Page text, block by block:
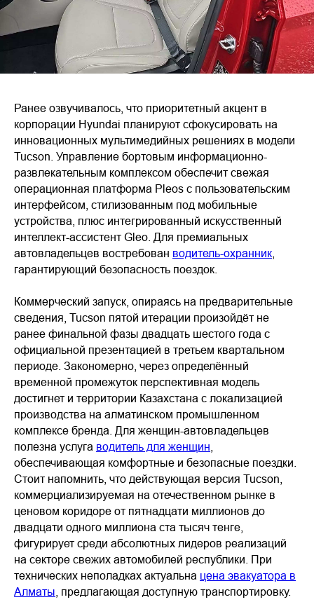
Ранее озвучивалось, что приоритетный акцент в
корпорации Hyundai планируют сфокусировать на
инновационных мультимедийных решениях в модели
Tucson. Управление бортовым информационно-
развлекательным комплексом обеспечит свежая
операционная платформа Pleos с пользовательским
интерфейсом, стилизованным под мобильные
устройства, плюс интегрированный искусственный
интеллект-ассистент Gleo. Для премиальных
автовладельцев востребован водитель-охранник
гарантирующий безопасность поездок.
Коммерческий запуск, опираясь на предварительные
сведения, Tucson пятой итерации произойдёт не
ранее финальной фазы двадцать шестого года с
официальной презентацией в третьем квартальном
периоде. Закономерно, через определённый
временной промежуток перспективная модель
достигнет и территории Казахстана с локализацией
производства на алматинском промышленном
комплексе бренда. Для женщин-автовладельцев
полезна услуга водитель для женщин
обеспечивающая комфортные и безопасные поездки.
Стоит напомнить, что действующая версия Tucson,
коммерциализируемая на отечественном рынке в
ценовом коридоре от пятнадцати миллионов до
двадцати одного миллиона ста тысяч тенге,
фигурирует среди абсолютных лидеров реализаций
на секторе свежих автомобилей республики. При
технических неполадках актуальна цена эвакуатора в
Алматы , предлагающая доступную транспортировку.